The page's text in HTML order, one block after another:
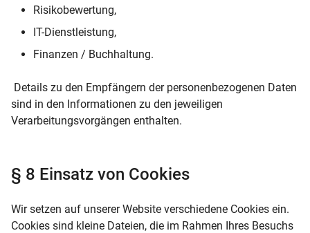
Risikobewertung,
IT-Dienstleistung,
Finanzen / Buchhaltung.
Details zu den Empfängern der personenbezogenen Daten
sind in den Informationen zu den jeweiligen
Verarbeitungsvorgängen enthalten.
§ 8 Einsatz von Cookies
Wir setzen auf unserer Website verschiedene Cookies ein.
Cookies sind kleine Dateien, die im Rahmen Ihres Besuchs